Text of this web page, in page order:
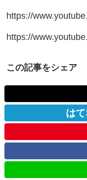
https://
https://
この記事をシェア
は